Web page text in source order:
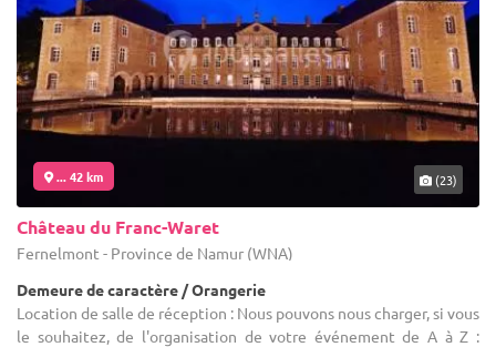
... 42 km (23)
Château du Franc-Waret
Fernelmont - Province de Namur (WNA)
Demeure de caractère / Orangerie
Location de salle de réception : Nous pouvons nous charger, si vous
le souhaitez, de l'organisation de votre événement de A à Z :